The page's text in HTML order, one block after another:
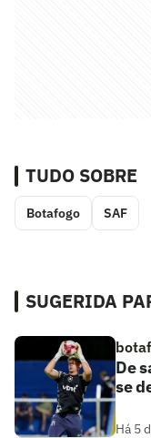
TUDO SOBRE
Botafogo SAF
SUGERIDA
De
se
Há 5